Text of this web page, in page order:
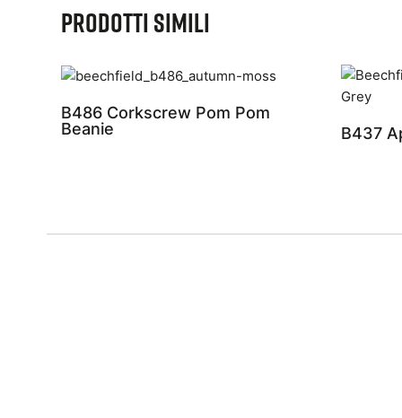
Prodotti simili
B486 Corkscrew Pom Pom
Beanie
B437